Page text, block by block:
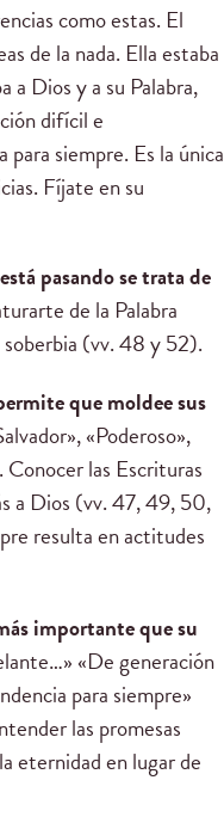
como estas. El
de la nada. Ella estaba
a Dios y a su Palabra,
difícil e
siempre. Es la única
Fíjate en su
pasando se trata de
de la Palabra
(vv. 48 y 52).
que moldee sus
«Poderoso»,
las Escrituras
a Dios (vv. 47, 49, 50,
resulta en actitudes
importante que su
«De generación
para siempre»
las promesas
eternidad en lugar de